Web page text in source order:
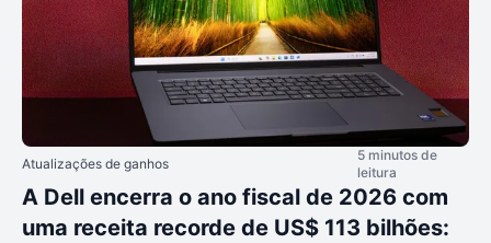
Atualizações de ganhos
5 minutos de
leitura
A Dell encerra o ano fiscal de 2026 com
uma receita recorde de US$ 113 bilhões: